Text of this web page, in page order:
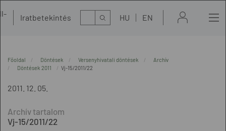
Iratbetekintés Kereső HU EN
Főoldal Döntések Versenyhivatali döntések
Archív
Döntések 2011
Vj-15/2011/22
2011. 12. 05.
Vj-15/2011/22